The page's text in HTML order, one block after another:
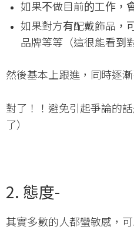
如果不做目前的工作，
如果對方有配戴飾品，
品牌等等（這很能看到
然後基本上跟進，同時逐
對了！！避免引起爭論的
了）
2. 態度-
其實多數的人都蠻敏感，